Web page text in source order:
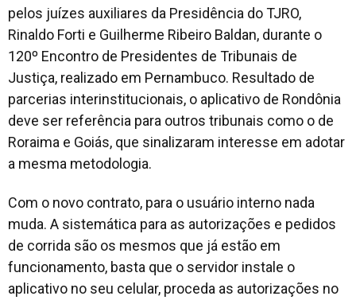
pelos juízes auxiliares da Presidência do TJRO,
Rinaldo Forti e Guilherme Ribeiro Baldan, durante o
120º Encontro de Presidentes de Tribunais de
Justiça, realizado em Pernambuco. Resultado de
parcerias interinstitucionais, o aplicativo de Rondônia
deve ser referência para outros tribunais como o de
Roraima e Goiás, que sinalizaram interesse em adotar
a mesma metodologia.
Com o novo contrato, para o usuário interno nada
muda. A sistemática para as autorizações e pedidos
de corrida são os mesmos que já estão em
funcionamento, basta que o servidor instale o
aplicativo no seu celular, proceda as autorizações no